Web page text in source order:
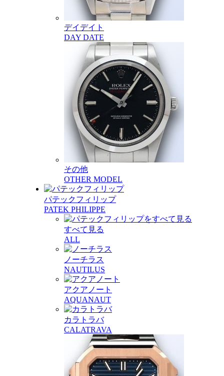
デイデイト
DAY DATE
その他
OTHER MODEL
パテックフィリップ
PATEK PHILIPPE
すべて見る
ALL
ノーチラス
NAUTILUS
アクアノート
AQUANAUT
カラトラバ
CALATRAVA